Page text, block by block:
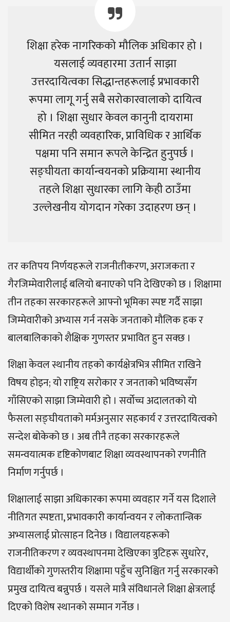
शिक्षा हरेक नागरिकको मौलिक अधिकार हो ।
यसलाई व्यवहारमा उतार्न साझा
उत्तरदायित्वका सिद्धान्तहरूलाई प्रभावकारी
रूपमा लागू गर्नु सबै सरोकारवालाको दायित्व
हो । शिक्षा सुधार केवल कानुनी दायरामा
सीमित नरही व्यवहारिक, प्राविधिक र आर्थिक
पक्षमा पनि समान रूपले केन्द्रित हुनुपर्छ ।
सङ्घीयता कार्यान्वयनको प्रक्रियामा स्थानीय
तहले शिक्षा सुधारका लागि केही ठाउँमा
उल्लेखनीय योगदान गरेका उदाहरण छन् ।
तर कतिपय निर्णयहरूले राजनीतीकरण, अराजकता र
गैरजिम्मेवारीलाई बलियो बनाएको पनि देखिएको छ । शिक्षामा
तीन तहका सरकारहरूले आफ्नो भूमिका स्पष्ट गर्दै साझा
जिम्मेवारीको अभ्यास गर्न नसके जनताको मौलिक हक र
बालबालिकाको शैक्षिक गुणस्तर प्रभावित हुन सक्छ ।
शिक्षा केवल स्थानीय तहको कार्यक्षेत्रभित्र सीमित राखिने
विषय होइन; यो राष्ट्रिय सरोकार र जनताको भविष्यसँग
गाँसिएको साझा जिम्मेवारी हो । सर्वोच्च अदालतको यो
फैसला सङ्घीयताको मर्मअनुसार सहकार्य र उत्तरदायित्वको
सन्देश बोकेको छ । अब तीनै तहका सरकारहरूले
समन्वयात्मक दृष्टिकोणबाट शिक्षा व्यवस्थापनको रणनीति
निर्माण गर्नुपर्छ ।
शिक्षालाई साझा अधिकारका रूपमा व्यवहार गर्ने यस दिशाले
नीतिगत स्पष्टता, प्रभावकारी कार्यान्वयन र लोकतान्त्रिक
अभ्यासलाई प्रोत्साहन दिनेछ । विद्यालयहरूको
राजनीतिकरण र व्यवस्थापनमा देखिएका त्रुटिहरू सुधारेर,
विद्यार्थीको गुणस्तरीय शिक्षामा पहुँच सुनिश्चित गर्नु सरकारको
प्रमुख दायित्व बन्नुपर्छ । यसले मात्रै संविधानले शिक्षा क्षेत्रलाई
दिएको विशेष स्थानको सम्मान गर्नेछ ।